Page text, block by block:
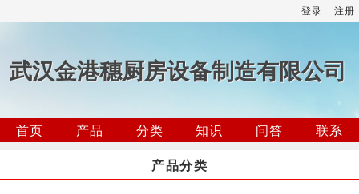
登录 注册
武汉金港穗厨房设备制造有限公司
首页 产品 分类 知识 问答
联系
产品分类